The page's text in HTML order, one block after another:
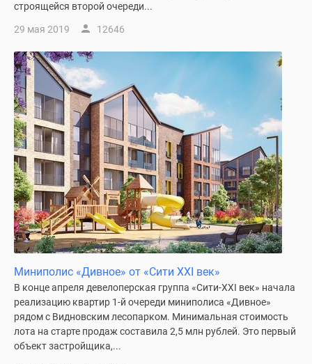
строящейся второй очереди...
29 мая 2019 12646
Миниполис «Дивное» от «Сити XXI век»
В конце апреля девелоперская группа «Сити-XXI век» начала
реализацию квартир 1-й очереди миниполиса «Дивное»
рядом с Видновским лесопарком. Минимальная стоимость
лота на старте продаж составила 2,5 млн рублей. Это первый
объект застройщика,...